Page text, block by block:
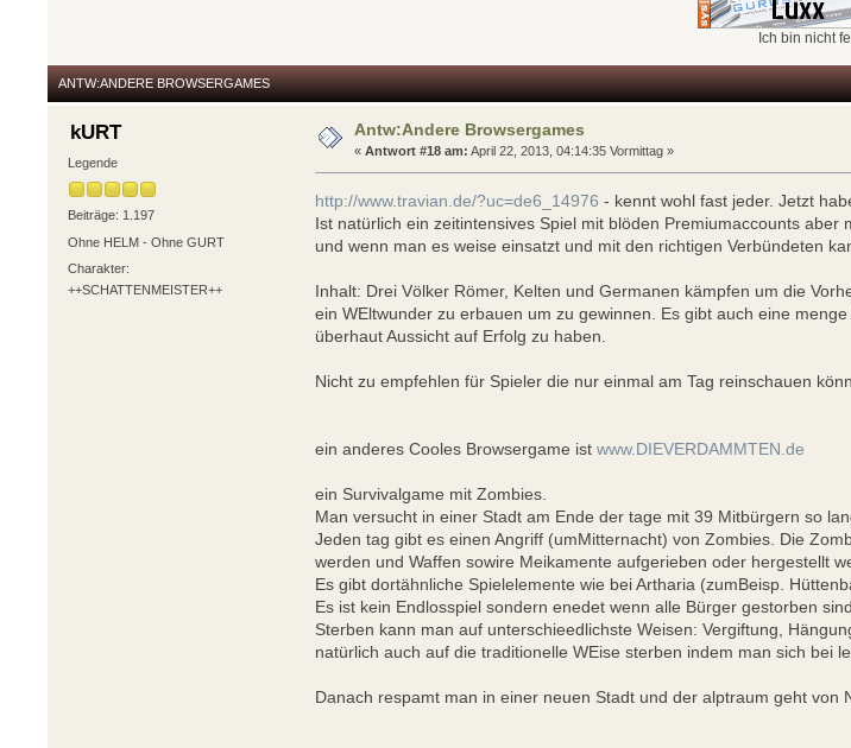
Ich bin nicht
ANTW:ANDERE BROWSERGAMES
kURT
Legende
Beiträge: 1.197
Ohne HELM - Ohne GURT
Charakter:
++SCHATTENMEISTER++
Antw:Andere Browsergames
«Antwort #18 am: April 22, 2013, 04:14:35 Vormittag »
http://www.travian.de/?uc=de6_14976 - kennt wohl fast jeder. Jetzt
Ist natürlich ein zeitintensives Spiel mit blöden Premiumaccounts
und wenn man es weise einsatzt und mit den richtigen Verbündeten
Inhalt: Drei Völker Römer, Kelten und Germanen kämpfen um die
ein WEltwunder zu erbauen um zu gewinnen. Es gibt auch eine
überhaut Aussicht auf Erfolg zu haben.
Nicht zu empfehlen für Spieler die nur einmal am Tag reinschauen
ein anderes Cooles Browsergame istwww.DIEVERDAMMTEN.de
ein Survivalgame mit Zombies.
Man versucht in einer Stadt am Ende der tage mit 39 Mitbürgern so
Jeden tag gibt es einen Angriff (umMitternacht) von Zombies. Die
werden und Waffen sowire Meikamente aufgerieben oder hergestellt
Es gibt dortähnliche Spielelemente wie bei Artharia (zumBeisp.
Es ist kein Endlosspiel sondern enedet wenn alle Bürger gestorben sind.
Sterben kann man auf unterschieedlichste Weisen: Vergiftung,
natürlich auch auf die traditionelle WEise sterben indem man sich bei
Danach respamt man in einer neuen Stadt und der alptraum geht von